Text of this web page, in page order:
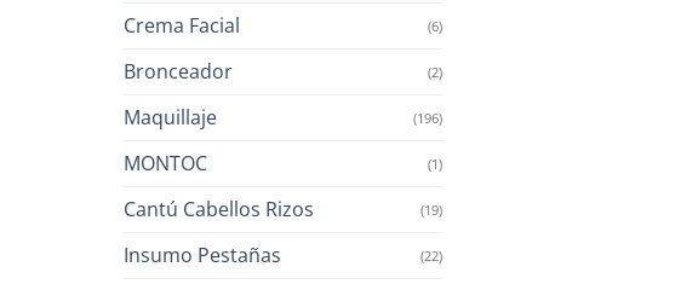
Crema Facial (6)
Bronceador (2)
Maquillaje (196)
MONTOC (1)
Cantú Cabellos Rizos (19)
Insumo Pestañas (22)